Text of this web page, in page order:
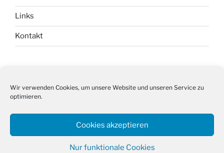
Wir verwenden Cookies, um unsere Website und unseren Service zu
optimieren.
Cookies akzeptieren
Nur funktionale Cookies
Links
Kontakt
Datenschutz
Cookie-Richtlinie (EU)